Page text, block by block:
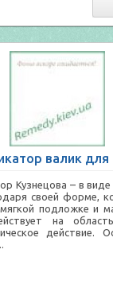
валик
Кузнецова – в
своей форме,
подложке и
на
действие.